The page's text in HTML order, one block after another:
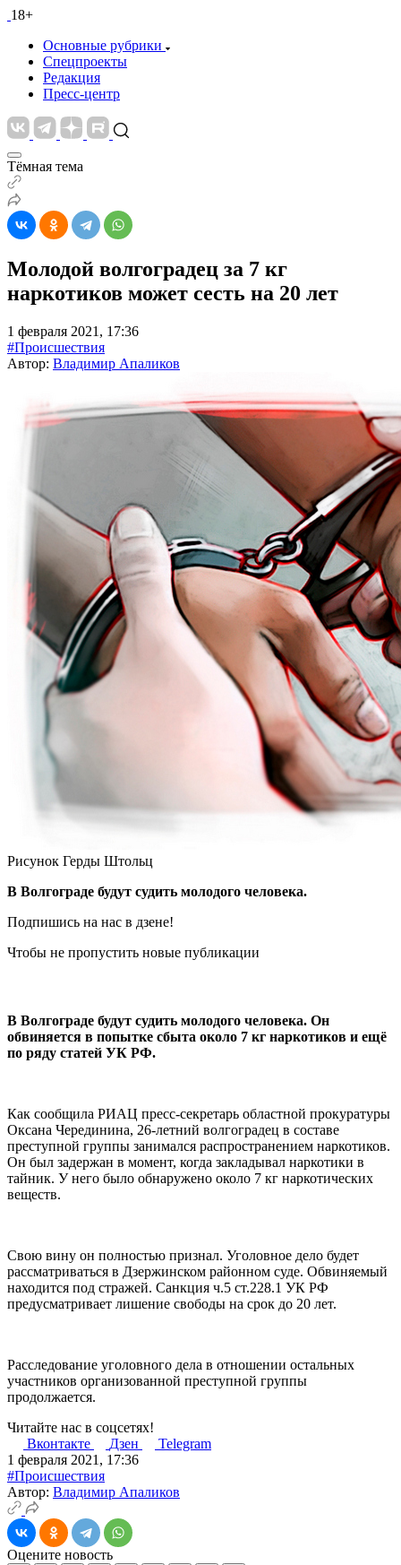
18+
Основные рубрики
Спецпроекты
Редакция
Пресс-центр
Тёмная тема
Молодой волгоградец за 7 кг
наркотиков может сесть на 20 лет
1 февраля 2021, 17:36
#Происшествия
Автор: Владимир Апаликов
Рисунок Герды Штольц
В Волгограде будут судить молодого человека.
Подпишись на нас в дзене!
Чтобы не пропустить новые публикации
В Волгограде будут судить молодого человека. Он
обвиняется в попытке сбыта около 7 кг наркотиков и ещё
по ряду статей УК РФ.
Как сообщила РИАЦ пресс-секретарь областной прокуратуры
Оксана Черединина, 26-летний волгоградец в составе
преступной группы занимался распространением наркотиков.
Он был задержан в момент, когда закладывал наркотики в
тайник. У него было обнаружено около 7 кг наркотических
веществ.
Свою вину он полностью признал. Уголовное дело будет
рассматриваться в Дзержинском районном суде. Обвиняемый
находится под стражей. Санкция ч.5 ст.228.1 УК РФ
предусматривает лишение свободы на срок до 20 лет.
Расследование уголовного дела в отношении остальных
участников организованной преступной группы
продолжается.
Читайте нас в соцсетях!
Вконтакте
Дзен
Telegram
1 февраля 2021, 17:36
#Происшествия
Автор: Владимир Апаликов
Оцените новость